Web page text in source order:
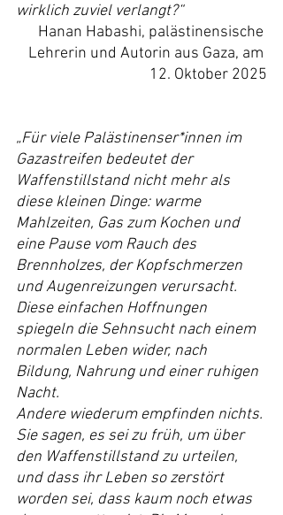
wirklich zuviel verlangt?“
Hanan Habashi, palästinensische
Lehrerin und Autorin aus Gaza, am
12. Oktober 2025
„Für viele Palästinenser*innen im
Gazastreifen bedeutet der
Waffenstillstand nicht mehr als
diese kleinen Dinge: warme
Mahlzeiten, Gas zum Kochen und
eine Pause vom Rauch des
Brennholzes, der Kopfschmerzen
und Augenreizungen verursacht.
Diese einfachen Hoffnungen
spiegeln die Sehnsucht nach einem
normalen Leben wider, nach
Bildung, Nahrung und einer ruhigen
Nacht.
Andere wiederum empfinden nichts.
Sie sagen, es sei zu früh, um über
den Waffenstillstand zu urteilen,
und dass ihr Leben so zerstört
worden sei, dass kaum noch etwas